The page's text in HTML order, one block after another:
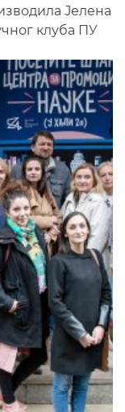
Јелена
клуба ПУ